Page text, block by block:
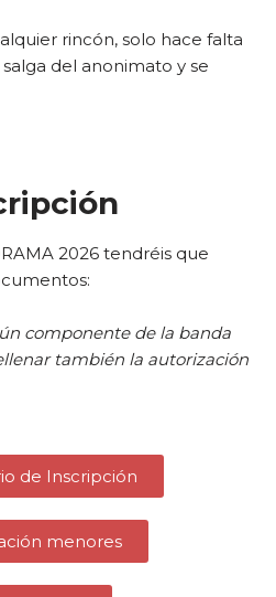
rincón, solo hace falta
del anonimato y se
2026 tendréis que
componente de la banda
también la autorización
de Inscripción
menores